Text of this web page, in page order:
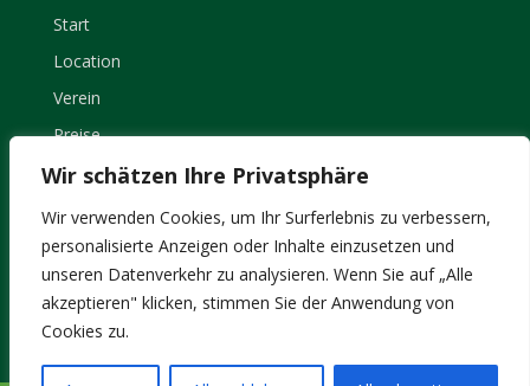
Wir schätzen Ihre Privatsphäre
Wir verwenden Cookies, um Ihr Surferlebnis zu verbessern,
personalisierte Anzeigen oder Inhalte einzusetzen und
unseren Datenverkehr zu analysieren. Wenn Sie auf „Alle
akzeptieren" klicken, stimmen Sie der Anwendung von
Cookies zu.
Start
Location
Verein
Preise
Kontakt
Impressum
Datenschutz